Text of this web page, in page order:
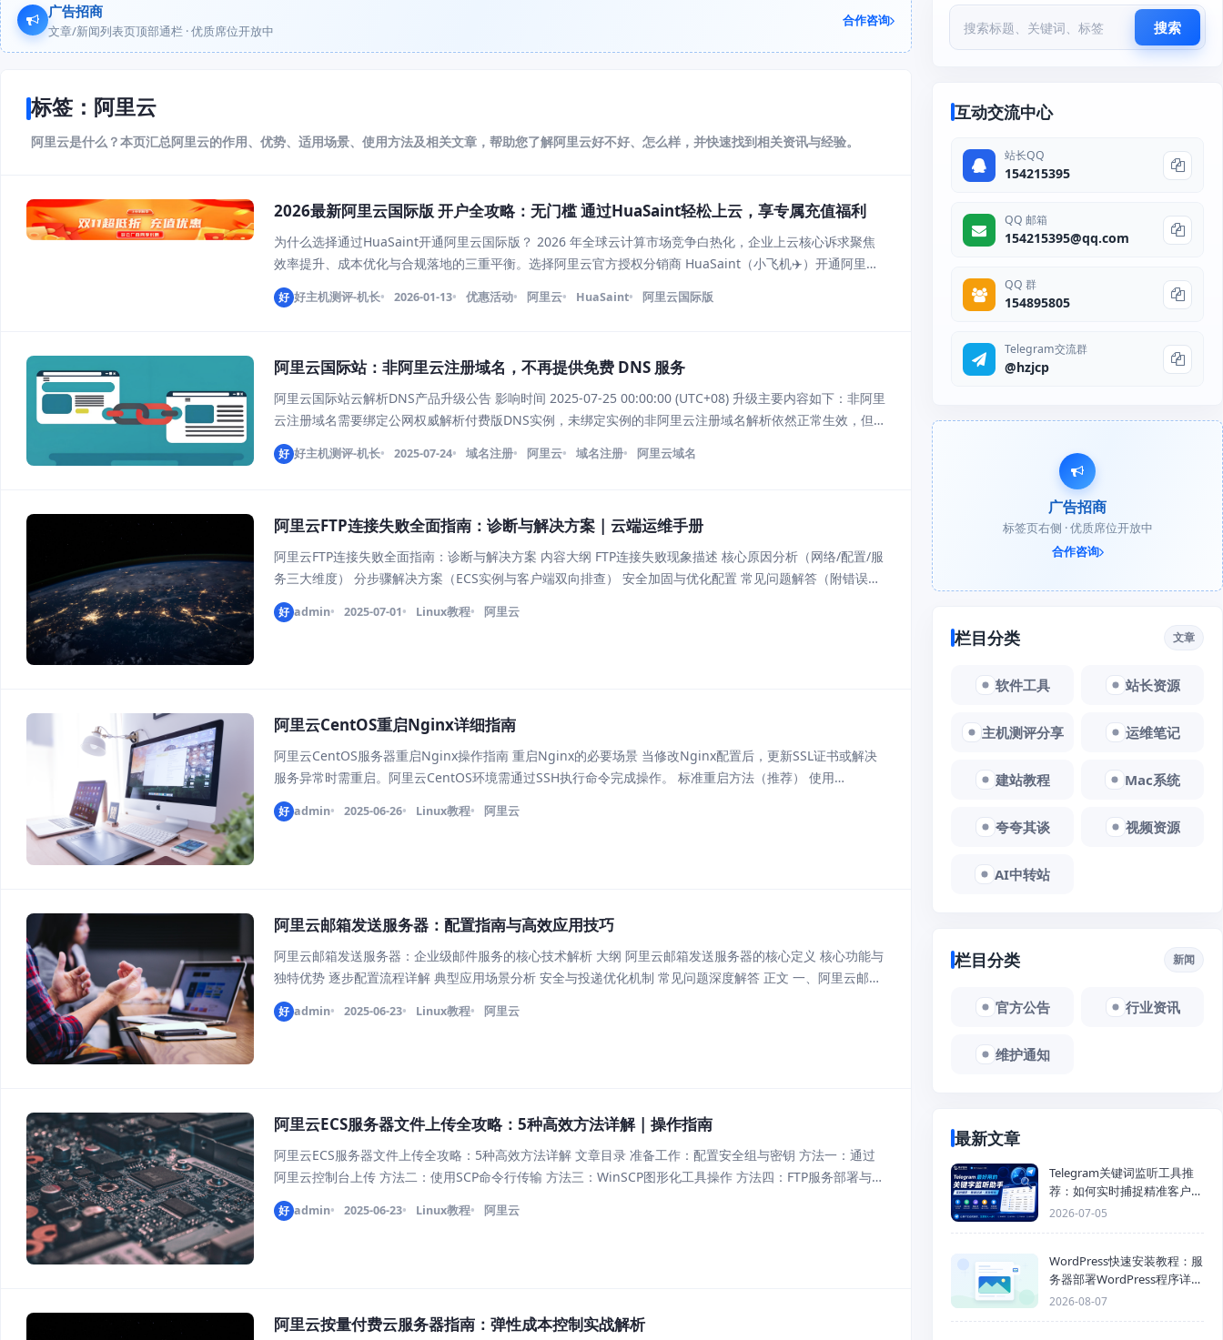
广告招商
文章/新闻列表页顶部通栏 · 优质席位开放中
合作咨询
标签：阿里云
阿里云是什么？本页汇总阿里云的作用、优势、适用场景、使用方法及相关文章，帮助您了解阿里云好不好、怎么样，并快速找到相关资讯与经验。
2026最新阿里云国际版 开户全攻略：无门槛 通过HuaSaint轻松上云，享专属充值福利
为什么选择通过HuaSaint开通阿里云国际版？ 2026 年全球云计算市场竞争白热化，企业上云核心诉求聚焦
效率提升、成本优化与合规落地的三重平衡。选择阿里云官方授权分销商 HuaSaint（小飞机✈️）开通阿里云
国际版，既能坐拥阿里云全球领先的云服务能力，更能解锁专属增值权益，让出海业务上云更省心、更省钱、
更合规。
好 好主机测评-机长 2026-01-13 优惠活动 阿里云 HuaSaint 阿里云国际版
阿里云国际站：非阿里云注册域名，不再提供免费 DNS 服务
阿里云国际站云解析DNS产品升级公告 影响时间 2025-07-25 00:00:00 (UTC+08) 升级主要内容如下：非阿里
云注册域名需要绑定公网权威解析付费版DNS实例，未绑定实例的非阿里云注册域名解析依然正常生效，但
不能变更解析记录。 公网权威解析免费版DNS无中国境外解析节点，无服务SLA可用性保障，建议优
好 好主机测评-机长 2025-07-24 域名注册 阿里云 域名注册 阿里云域名
阿里云FTP连接失败全面指南：诊断与解决方案 | 云端运维手册
阿里云FTP连接失败全面指南：诊断与解决方案 内容大纲 FTP连接失败现象描述 核心原因分析（网络/配置/服
务三大维度） 分步骤解决方案（ECS实例与客户端双向排查） 安全加固与优化配置 常见问题解答（附错误代
码解析） 问题现象与影响 当通过FileZilla等客户端连接阿里云ECS实例时，常出现以下典型错误： 响应：
好 admin 2025-07-01 Linux教程 阿里云
阿里云CentOS重启Nginx详细指南
阿里云CentOS服务器重启Nginx操作指南 重启Nginx的必要场景 当修改Nginx配置后，更新SSL证书或解决
服务异常时需重启。阿里云CentOS环境需通过SSH执行命令完成操作。 标准重启方法（推荐） 使用
systemctl命令： sudo systemctl restart nginx 验证运行状态： sy
好 admin 2025-06-26 Linux教程 阿里云
阿里云邮箱发送服务器：配置指南与高效应用技巧
阿里云邮箱发送服务器：企业级邮件服务的核心技术解析 大纲 阿里云邮箱发送服务器的核心定义 核心功能与
独特优势 逐步配置流程详解 典型应用场景分析 安全与投递优化机制 常见问题深度解答 正文 一、阿里云邮箱
发送服务器的核心定义 阿里云邮箱发送服务器是基于SMTP协议的企业级邮件传输系统，专为高效、安全的大
批量邮件投递设计
好 admin 2025-06-23 Linux教程 阿里云
阿里云ECS服务器文件上传全攻略：5种高效方法详解 | 操作指南
阿里云ECS服务器文件上传全攻略：5种高效方法详解 文章目录 准备工作：配置安全组与密钥 方法一：通过
阿里云控制台上传 方法二：使用SCP命令行传输 方法三：WinSCP图形化工具操作 方法四：FTP服务部署与连
接 方法五：云盘挂载同步文件 常见问题解答(Q&A) 准备工作：配置安全组与密钥 在开始上传前，需完成两项
基
好 admin 2025-06-23 Linux教程 阿里云
阿里云按量付费云服务器指南：弹性成本控制实战解析
搜索
互动交流中心
站长QQ
154215395
QQ 邮箱
154215395@qq.com
QQ 群
154895805
Telegram交流群
@hzjcp
广告招商
标签页右侧 · 优质席位开放中
合作咨询
栏目分类 文章
软件工具 站长资源
主机测评分享 运维笔记
建站教程 Mac系统
夸夸其谈 视频资源
AI中转站
栏目分类 新闻
官方公告 行业资讯
维护通知
最新文章
Telegram关键词监听工具推
荐：如何实时捕捉精准客户，
提高获客效率？
2026-07-05
WordPress快速安装教程：服
务器部署WordPress程序详细
步骤
2026-08-07